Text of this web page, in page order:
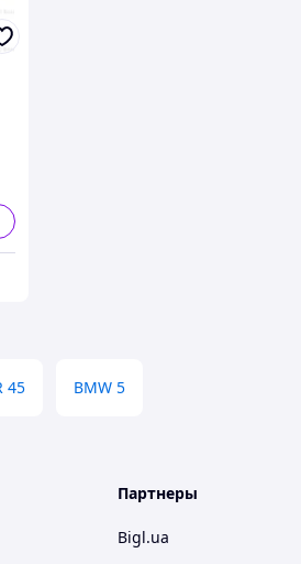
45 BMW 5
Партнеры
Bigl.ua